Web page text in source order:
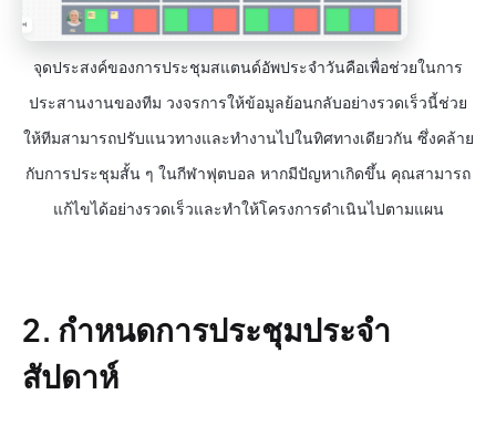
จุดประสงค์ของการประชุมสแตนด์อัพประจำวันคือเพื่อช่วยในการ
ประสานงานของทีม วงจรการให้ข้อมูลย้อนกลับอย่างรวดเร็วนี้ช่วย
ให้ทีมสามารถปรับแนวทางและทำงานไปในทิศทางเดียวกัน ซึ่งคล้าย
กับการประชุมสั้น ๆ ในกีฬาฟุตบอล หากมีปัญหาเกิดขึ้น คุณสามารถ
แก้ไขได้อย่างรวดเร็วและทำให้โครงการดำเนินไปตามแผน
2. กำหนดการประชุมประจำ
สัปดาห์